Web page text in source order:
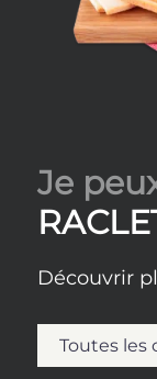
Je
Découvrir